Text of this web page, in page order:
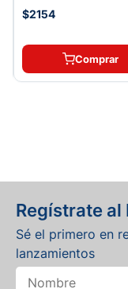
$2154
Comprar
Regístrate
Sé el primero en
lanzamientos